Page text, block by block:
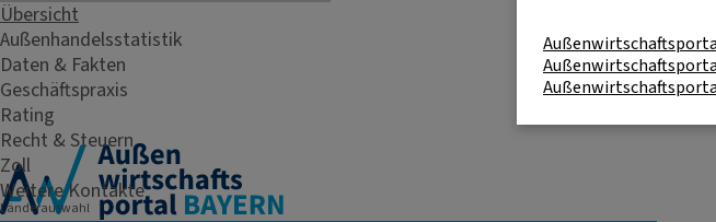
Übersicht
Außenhandelsstatistik
Daten & Fakten
Geschäftspraxis
Rating
Recht & Steuern
Zoll
Weitere Kontakte
Länderauswahl